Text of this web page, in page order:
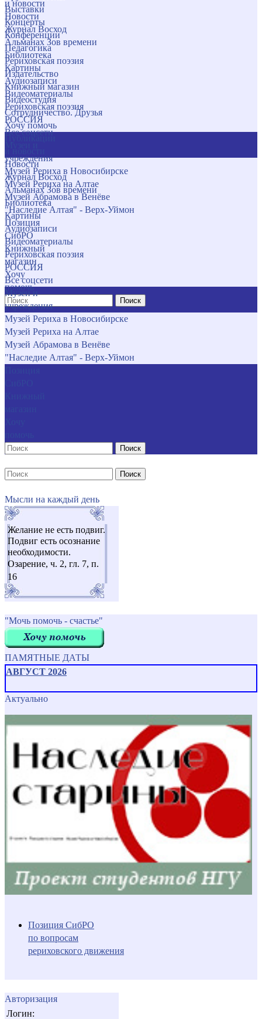
и новости
Новости
Журнал Восход
Альманах Зов времени
Библиотека
Картины
Аудиозаписи
Видеоматериалы
Рериховская поэзия
РОССИЯ
Все соцсети
учреждения
Музей Рериха в Новосибирске
Музей Рериха на Алтае
Музей Абрамова в Венёве
"Наследие Алтая" - Верх-Уймон
Позиция
СибРО
Книжный
магазин
Хочу
помочь
Поиск
Выставки
Концерты
Конференции
Педагогика
Рериховская поэзия
Издательство
Книжный магазин
Видеостудия
Сотрудничество. Друзья
Хочу помочь
Новости
Журнал Восход
Альманах Зов времени
Библиотека
Картины
Аудиозаписи
Видеоматериалы
Рериховская поэзия
РОССИЯ
Все соцсети
Музеи и
учреждения
Музей Рериха в Новосибирске
Музей Рериха на Алтае
Музей Абрамова в Венёве
"Наследие Алтая" - Верх-Уймон
Поиск
Поиск
Мысли на каждый день
Желание не есть подвиг.
Подвиг есть осознание
необходимости.
Озарение, ч. 2, гл. 7, п.
16
"Мочь помочь - счастье"
ПАМЯТНЫЕ ДАТЫ
АВГУСТ 2026
Актуально
Позиция СибРО
по вопросам
рериховского движения
Авторизация
Логин: